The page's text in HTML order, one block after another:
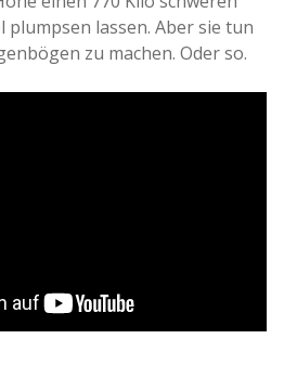
plumpsen lassen. Aber sie tun
zu machen. Oder so.